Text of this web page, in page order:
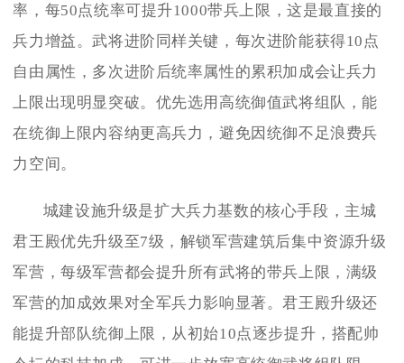
率，每50点统率可提升1000带兵上限，这是最直接的
兵力增益。武将进阶同样关键，每次进阶能获得10点
自由属性，多次进阶后统率属性的累积加成会让兵力
上限出现明显突破。优先选用高统御值武将组队，能
在统御上限内容纳更高兵力，避免因统御不足浪费兵
力空间。
城建设施升级是扩大兵力基数的核心手段，主城
君王殿优先升级至7级，解锁军营建筑后集中资源升级
军营，每级军营都会提升所有武将的带兵上限，满级
军营的加成效果对全军兵力影响显著。君王殿升级还
能提升部队统御上限，从初始10点逐步提升，搭配帅